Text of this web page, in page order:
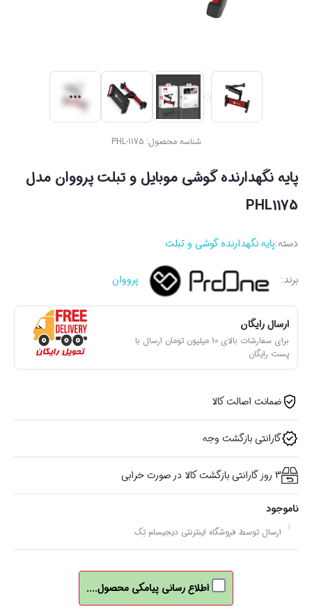
شناسه محصول:PHL-1175
پایه نگهدارنده گوشی موبایل و تبلت پرووان مدل
PHL1175
دسته:پایه نگهدارنده گوشی و تبلت
برند: پرووان
ارسال رایگان
برای سفارشات بالای 10 میلیون تومان ارسال با
پست رایگان
ضمانت اصالت کالا
گارانتی بازگشت وجه
3 روز گارانتی بازگشت کالا در صورت خرابی
ناموجود
ارسال توسط فروشگاه اینترنتی دیجیسام تِک
اطلاع رسانی پیامکی محصول....